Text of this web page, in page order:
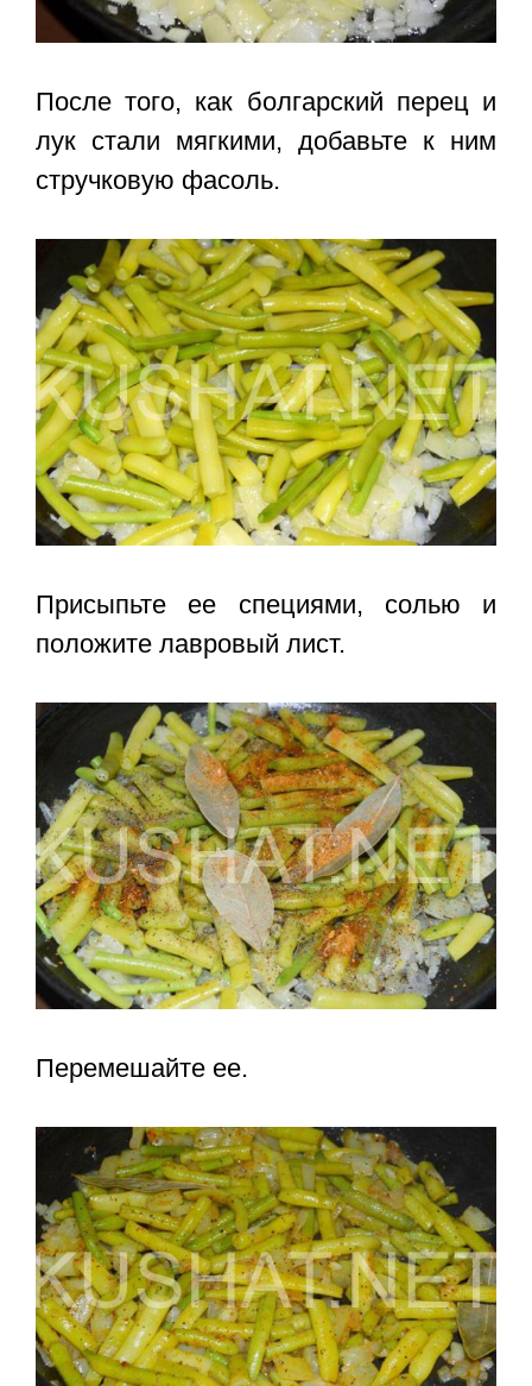
После того, как болгарский перец и
лук стали мягкими, добавьте к ним
стручковую фасоль.
Присыпьте ее специями, солью и
положите лавровый лист.
Перемешайте ее.